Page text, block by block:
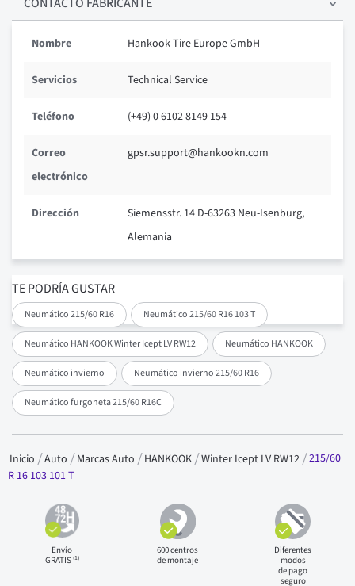
TE PODRÍA GUSTAR
Neumático 215/60 R16 Neumático 215/60 R16 103 T
Neumático HANKOOK Winter Icept LV RW12 Neumático HANKOOK
Neumático invierno Neumático invierno 215/60 R16
Neumático furgoneta 215/60 R16C
Nombre Hankook Tire Europe GmbH
Servicios Technical Service
Teléfono (+49) 0 6102 8149 154
Correo
electrónico
gpsr.support@hankookn.com
Dirección
Siemensstr. 14 D-63263 Neu-Isenburg,
Alemania
Inicio Auto Marcas Auto HANKOOK Winter Icept LV RW12 215/60
R 16 103 101 T
Envío
GRATIS(1)
600 centros
de montaje
Diferentes
modos
de pago
seguro